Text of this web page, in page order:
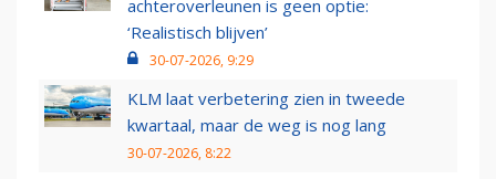
achteroverleunen is geen optie:
‘Realistisch blijven’
30-07-2026, 9:29
KLM laat verbetering zien in tweede
kwartaal, maar de weg is nog lang
30-07-2026, 8:22